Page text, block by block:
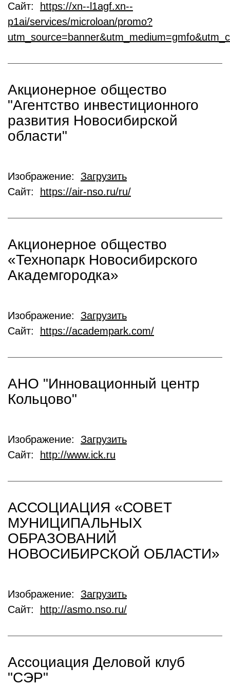
Сайт:
https://xn--l1agf.xn--
p1ai/services/microloan/promo?
Акционерное общество
"Агентство инвестиционного
развития Новосибирской
области"
Изображение: Загрузить
Сайт:
https://air-nso.ru/ru/
Акционерное общество
«Технопарк Новосибирского
Академгородка»
Изображение: Загрузить
Сайт:
https://academpark.com/
АНО "Инновационный центр
Кольцово"
Изображение: Загрузить
Сайт:
http://www.ick.ru
АССОЦИАЦИЯ «СОВЕТ
МУНИЦИПАЛЬНЫХ
ОБРАЗОВАНИЙ
НОВОСИБИРСКОЙ ОБЛАСТИ»
Изображение: Загрузить
Сайт:
http://asmo.nso.ru/
Ассоциация Деловой клуб
"СЭР"